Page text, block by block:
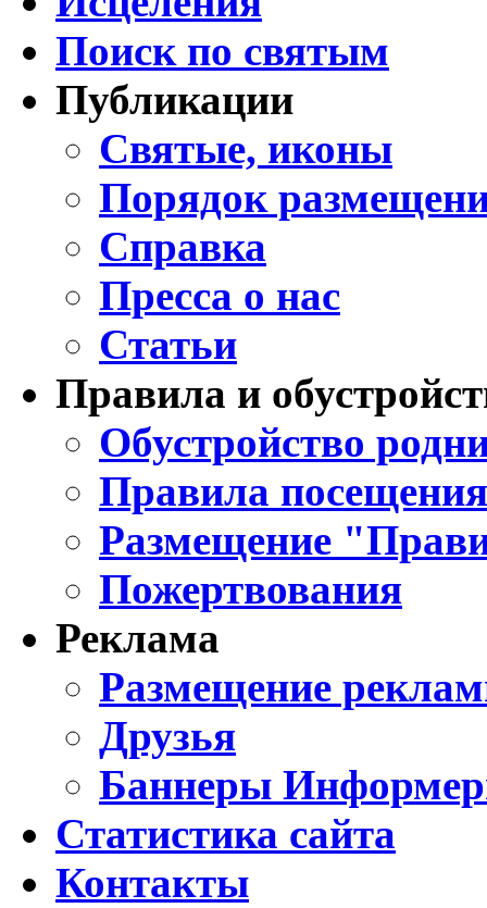
Поиск по святым
Публикации
Святые, иконы
Порядок
Справка
Пресса о нас
Статьи
Правила и
Обустройство
Правила
Размещение
Пожертвования
Реклама
Размещение
Друзья
Баннеры
Статистика сайта
Контакты